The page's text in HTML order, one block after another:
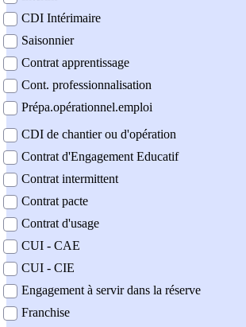
CDI Intérimaire
Saisonnier
Contrat apprentissage
Cont. professionnalisation
Prépa.opérationnel.emploi
CDI de chantier ou d'opération
Contrat d'Engagement Educatif
Contrat intermittent
Contrat pacte
Contrat d'usage
CUI - CAE
CUI - CIE
Engagement à servir dans la réserve
Franchise